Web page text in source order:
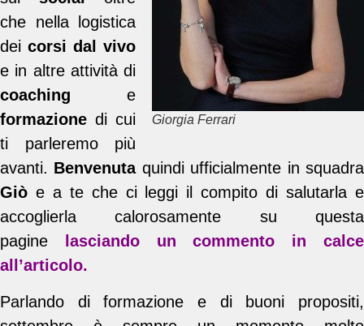
Giorgia Ferrari
che nella logistica
dei corsi dal vivo
e in altre attività di
coaching e
formazione di cui
ti parleremo più
avanti. Benvenutaquindi ufficialmente in squadra
Giò e a te che ci leggi il compito di salutarla e
accoglierla calorosamente su questa
pagine
lasciando un commento in calce
all’articolo.
Parlando di formazione e di buoni propositi,